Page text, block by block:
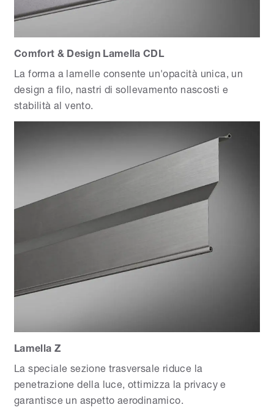
Comfort & Design Lamella CDL
La forma a lamelle consente un'opacità unica, un
design a filo, nastri di sollevamento nascosti e
stabilità al vento.
Lamella Z
La speciale sezione trasversale riduce la
penetrazione della luce, ottimizza la privacy e
garantisce un aspetto aerodinamico.